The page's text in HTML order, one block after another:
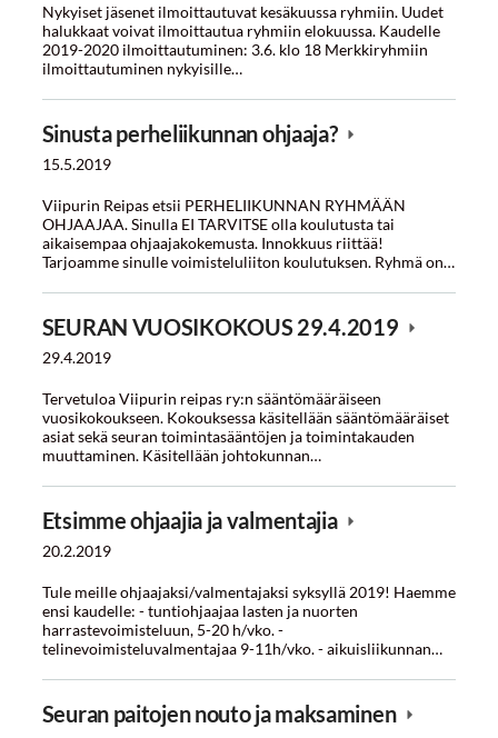
Nykyiset jäsenet ilmoittautuvat kesäkuussa ryhmiin. Uudet
halukkaat voivat ilmoittautua ryhmiin elokuussa. Kaudelle
2019-2020 ilmoittautuminen: 3.6. klo 18 Merkkiryhmiin
ilmoittautuminen nykyisille…
Sinusta perheliikunnan ohjaaja?
15.5.2019
Viipurin Reipas etsii PERHELIIKUNNAN RYHMÄÄN
OHJAAJAA. Sinulla EI TARVITSE olla koulutusta tai
aikaisempaa ohjaajakokemusta. Innokkuus riittää!
Tarjoamme sinulle voimisteluliiton koulutuksen. Ryhmä on…
SEURAN VUOSIKOKOUS 29.4.2019
29.4.2019
Tervetuloa Viipurin reipas ry:n sääntömääräiseen
vuosikokoukseen. Kokouksessa käsitellään sääntömääräiset
asiat sekä seuran toimintasääntöjen ja toimintakauden
muuttaminen. Käsitellään johtokunnan…
Etsimme ohjaajia ja valmentajia
20.2.2019
Tule meille ohjaajaksi/valmentajaksi syksyllä 2019! Haemme
ensi kaudelle: - tuntiohjaajaa lasten ja nuorten
harrastevoimisteluun, 5-20 h/vko. -
telinevoimisteluvalmentajaa 9-11h/vko. - aikuisliikunnan…
Seuran paitojen nouto ja maksaminen